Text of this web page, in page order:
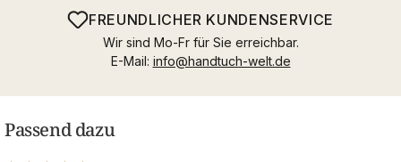
FREUNDLICHER KUNDENSERVICE
Wir sind Mo-Fr für Sie erreichbar.
E-Mail: info@handtuch-welt.de
Passend dazu